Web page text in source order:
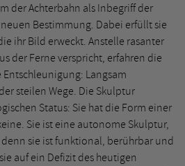
der Achterbahn als Inbegriff der
Bestimmung. Dabei erfüllt sie
ihr Bild erweckt. Anstelle rasanter
der Ferne verspricht, erfahren die
Langsam
steilen Wege. Die Skulptur
Status: Sie hat die Form einer
Sie ist eine autonome Skulptur,
sie ist funktional, berührbar und
auf ein Defizit des heutigen